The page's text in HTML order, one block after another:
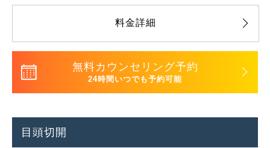
料金詳細
無料カウンセリング予約
24時間いつでも予約可能
目頭切開